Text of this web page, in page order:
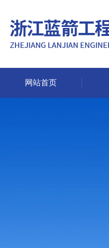
网站首页